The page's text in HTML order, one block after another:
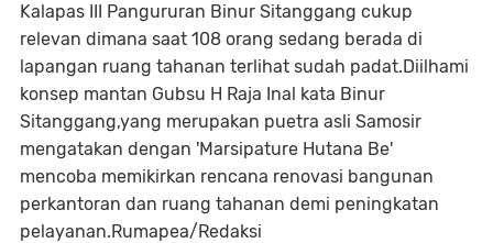
Kalapas III Pangururan Binur Sitanggang cukup
relevan dimana saat 108 orang sedang berada di
lapangan ruang tahanan terlihat sudah padat.Diilhami
konsep mantan Gubsu H Raja Inal kata Binur
Sitanggang,yang merupakan puetra asli Samosir
mengatakan dengan 'Marsipature Hutana Be'
mencoba memikirkan rencana renovasi bangunan
perkantoran dan ruang tahanan demi peningkatan
pelayanan.Rumapea/Redaksi